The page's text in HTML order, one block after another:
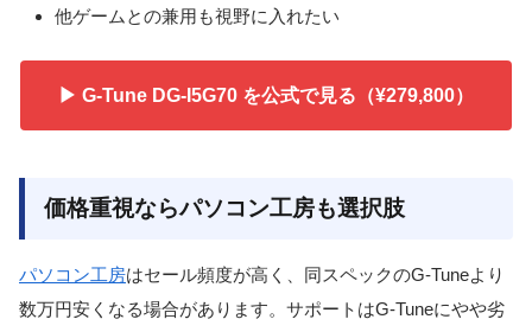
他ゲームとの兼用も視野に入れたい
▶ G-Tune DG-I5G70 を公式で見る（¥279,800）
価格重視ならパソコン工房も選択肢
パソコン工房はセール頻度が高く、同スペックのG-Tuneより
数万円安くなる場合があります。サポートはG-Tuneにやや劣